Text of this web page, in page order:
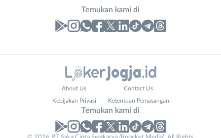
Temukan kami di
About Us Contact Us
Kebijakan Privasi Ketentuan Pemasangan
Temukan kami di